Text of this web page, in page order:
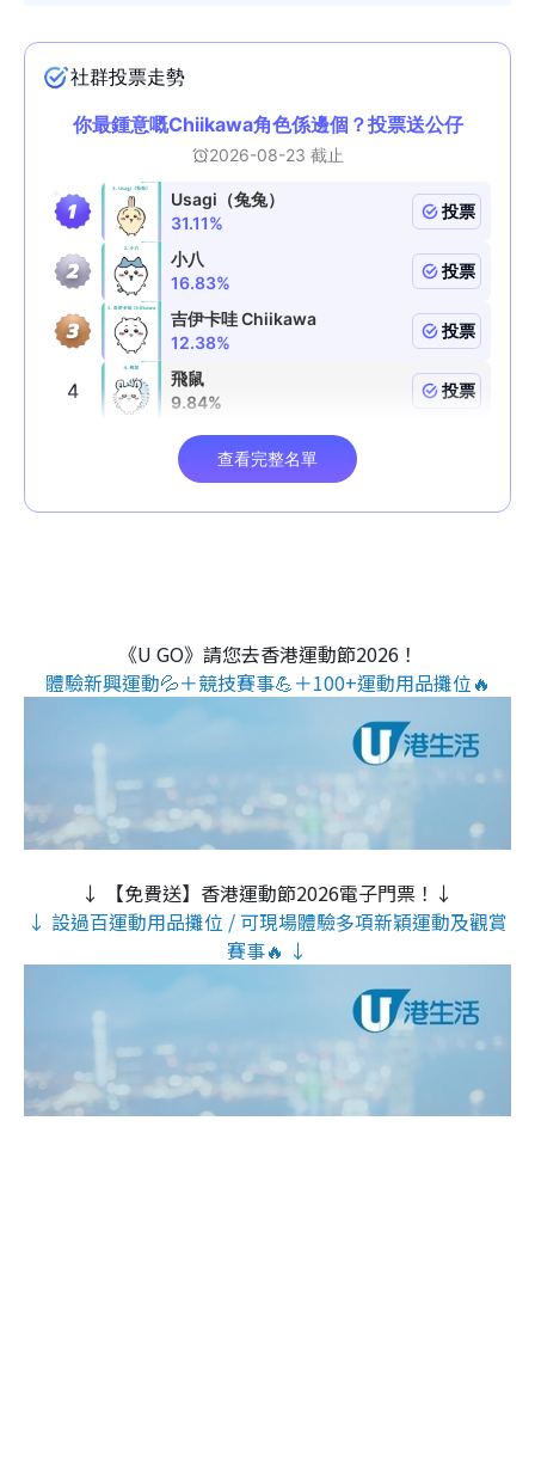
《U GO》請您去香港運動節2026！
體驗新興運動💦＋競技賽事💪＋100+運動用品攤位🔥
↓ 【免費送】香港運動節2026電子門票！↓
↓ 設過百運動用品攤位 / 可現場體驗多項新穎運動及觀賞
賽事🔥 ↓